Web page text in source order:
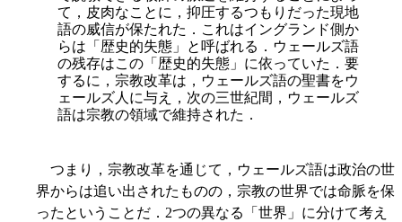
て，皮肉なことに，抑圧するつもりだった現地
語の威信が保たれた．これはイングランド側か
らは「歴史的失態」と呼ばれる．ウェールズ語
の残存はこの「歴史的失態」に依っていた．要
するに，宗教改革は，ウェールズ語の聖書をウ
ェールズ人に与え，次の三世紀間，ウェールズ
語は宗教の領域で維持された．
つまり，宗教改革を通じて，ウェールズ語は政治の世
界からは追い出されたものの，宗教の世界では命脈を保
ったということだ．2つの異なる「世界」に分けて考え